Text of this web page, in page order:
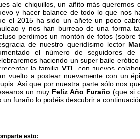
ale chiquillos, un añito más
y hacer balance de todo lo que nos
el 2015 ha sido un añete un poco
y nos han burreao de una forma
perdimos un montón de fotos
de nuestro queridísimo lector
el número de seguidores
haciendo un super baile
la familiaVTL con nuevos
vuelto a postear nuevamente con un
Así que por nuestra parte sólo nos
un muy Feliz Año Furaño (que si
un furaño lo podéis descubrir a
esto: